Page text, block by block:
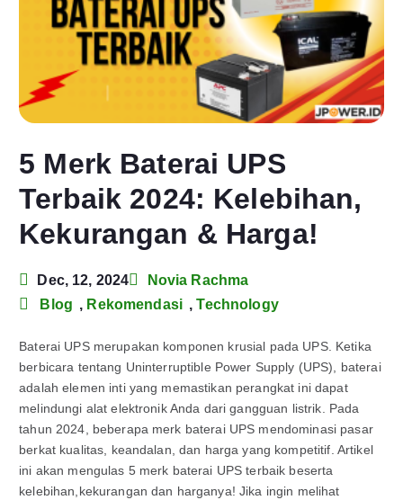
5 Merk Baterai UPS
Terbaik 2024: Kelebihan,
Kekurangan & Harga!
Dec, 12, 2024
Novia Rachma
Blog , Rekomendasi ,Technology
Baterai UPS merupakan komponen krusial pada UPS. Ketika
berbicara tentang Uninterruptible Power Supply (UPS), baterai
adalah elemen inti yang memastikan perangkat ini dapat
melindungi alat elektronik Anda dari gangguan listrik. Pada
tahun 2024, beberapa merk baterai UPS mendominasi pasar
berkat kualitas, keandalan, dan harga yang kompetitif. Artikel
ini akan mengulas 5 merk baterai UPS terbaik beserta
kelebihan,kekurangan dan harganya! Jika ingin melihat